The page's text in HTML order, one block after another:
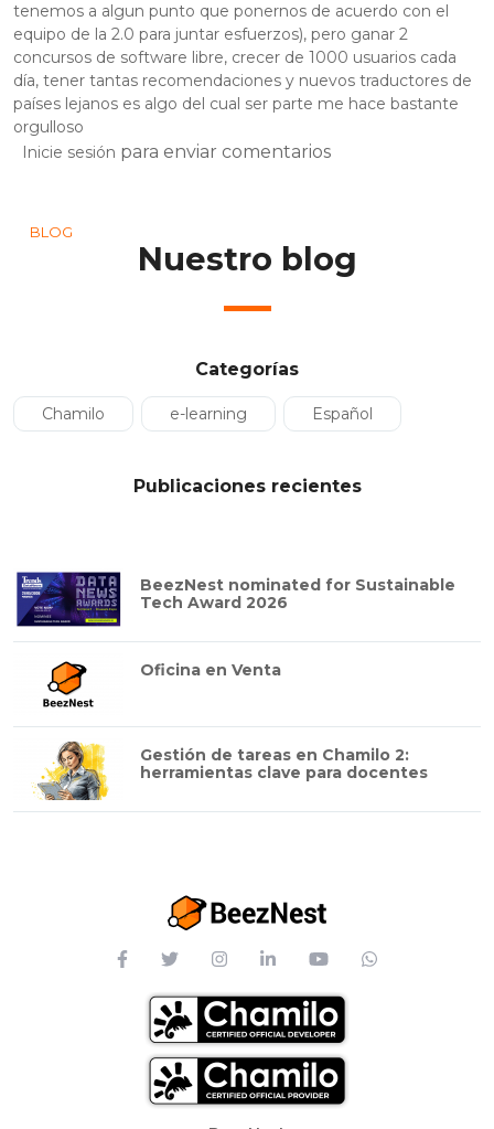
tenemos a algun punto que ponernos de acuerdo con el
equipo de la 2.0 para juntar esfuerzos), pero ganar 2
concursos de software libre, crecer de 1000 usuarios cada
día, tener tantas recomendaciones y nuevos traductores de
países lejanos es algo del cual ser parte me hace bastante
orgulloso
Inicie sesión para enviar comentarios
BLOG
Nuestro blog
Categorías
Chamilo e-learning Español
Publicaciones recientes
BeezNest nominated for Sustainable
Tech Award 2026
Oficina en Venta
Gestión de tareas en Chamilo 2:
herramientas clave para docentes